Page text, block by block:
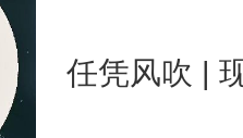
任凭风吹 |